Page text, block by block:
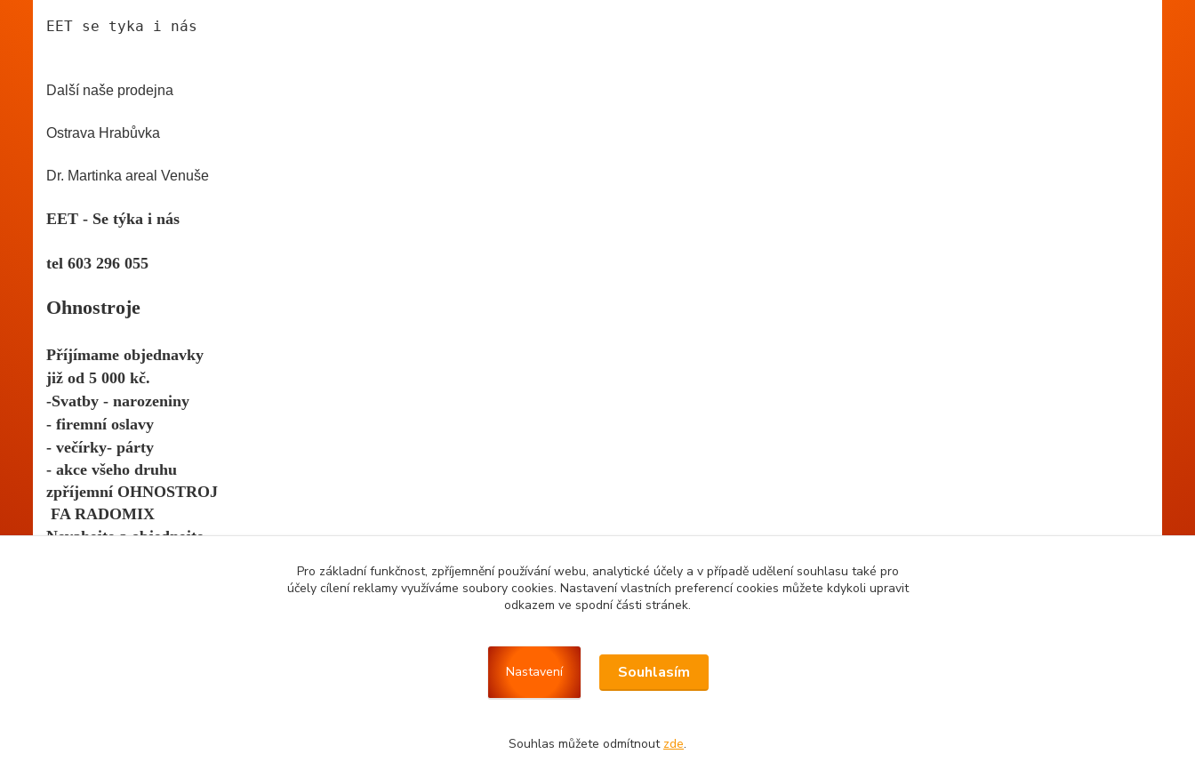
EET se tyka i nás
Další naše prodejna
Ostrava Hrabůvka
Dr. Martinka areal Venuše
EET - Se týka i nás
tel 603 296 055
Ohnostroje
Příjímame objednavky
již od 5 000 kč.
-Svatby - narozeniny
- firemní oslavy
- večírky- párty
- akce všeho druhu
zpříjemní OHNOSTROJ
FA RADOMIX
Nevahejte a objednejte
Pro základní funkčnost, zpříjemnění používání webu, analytické účely a v případě udělení souhlasu také pro
účely cílení reklamy využíváme soubory cookies. Nastavení vlastních preferencí cookies můžete kdykoli upravit
odkazem ve spodní části stránek.
Nastavení Souhlasím
Souhlas můžete odmítnout zde.